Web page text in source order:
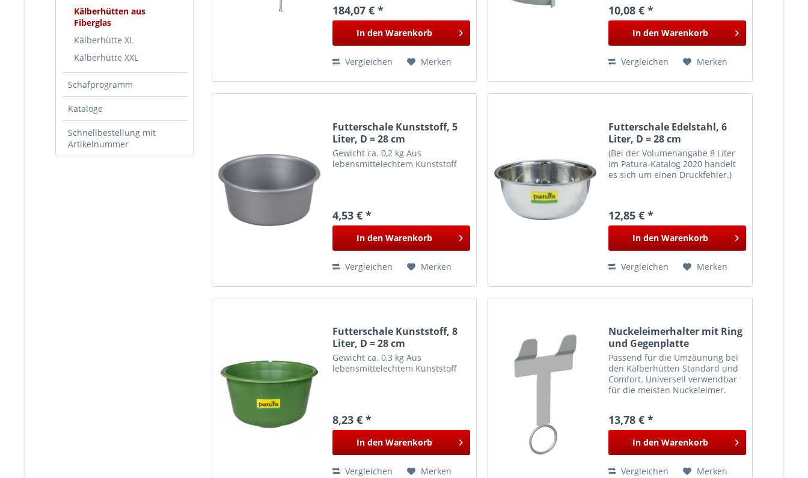
Kälberhütten aus
Fiberglas
Kälberhütte XL
Kälberhütte XXL
Schafprogramm
Kataloge
Schnellbestellung mit
Artikelnummer
184,07 € *
In den Warenkorb
Vergleichen Merken
10,08 € *
In den Warenkorb
Vergleichen Merken
Futterschale Kunststoff, 5
Liter, D = 28 cm
Gewicht ca. 0,2 kg Aus
lebensmittelechtem Kunststoff
4,53 € *
In den Warenkorb
Vergleichen Merken
Futterschale Edelstahl, 6
Liter, D = 28 cm
(Bei der Volumenangabe 8 Liter
im Patura-Katalog 2020 handelt
es sich um einen Druckfehler.)
12,85 € *
In den Warenkorb
Vergleichen Merken
Futterschale Kunststoff, 8
Liter, D = 28 cm
Gewicht ca. 0,3 kg Aus
lebensmittelechtem Kunststoff
8,23 € *
In den Warenkorb
Vergleichen Merken
Nuckeleimerhalter mit Ring
und Gegenplatte
Passend für die Umzäunung bei
den Kälberhütten Standard und
Comfort. Universell verwendbar
für die meisten Nuckeleimer.
beträgt ca. 79 mm.
13,78 € *
In den Warenkorb
Vergleichen Merken